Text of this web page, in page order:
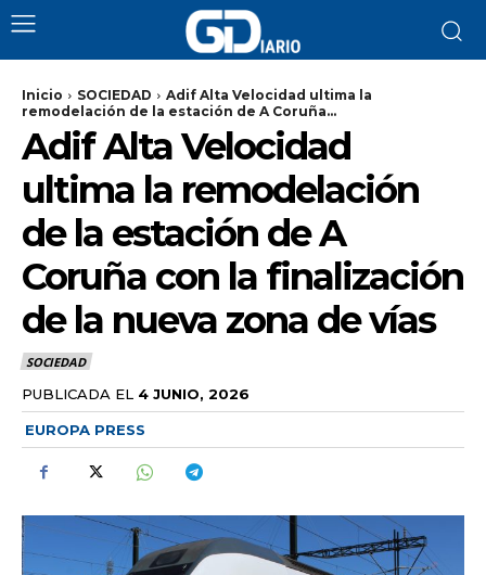
Inicio SOCIEDAD
Adif Alta Velocidad ultima la
remodelación de la estación de A Coruña...
Adif Alta Velocidad
ultima la remodelación
de la estación de A
Coruña con la finalización
de la nueva zona de vías
SOCIEDAD
PUBLICADA EL 4 JUNIO, 2026
EUROPA PRESS